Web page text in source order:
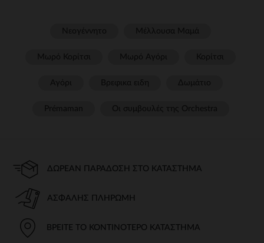
ΔΩΡΕΆΝ ΠΑΡΆΔΟΣΗ ΣΤΟ ΚΑΤΆΣΤΗΜΑ
ΑΣΦΑΛΉΣ ΠΛΗΡΩΜΉ
ΒΡΕΊΤΕ ΤΟ ΚΟΝΤΙΝΌΤΕΡΟ ΚΑΤΆΣΤΗΜΑ